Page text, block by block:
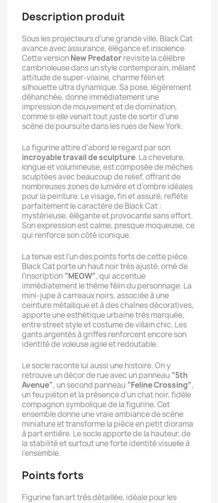
Description produit
Sous les projecteurs d’une grande ville, Black Cat
avance avec assurance, élégance et insolence.
Cette versionNew Predatorrevisite la célèbre
cambrioleuse dans un style contemporain, mêlant
attitude de super-vilaine, charme félin et
silhouette ultra dynamique. Sa pose, légèrement
déhanchée, donne immédiatement une
impression de mouvement et de domination,
comme si elle venait tout juste de sortir d’une
scène de poursuite dans les rues de New York.
La figurine attire d’abord le regard par son
incroyable travail de sculpture. La chevelure,
longue et volumineuse, est composée de mèches
sculptées avec beaucoup de relief, offrant de
nombreuses zones de lumière et d’ombre idéales
pour la peinture. Le visage, fin et assuré, reflète
parfaitement le caractère de Black Cat :
mystérieuse, élégante et provocante sans effort.
Son expression est calme, presque moqueuse, ce
qui renforce son côté iconique.
La tenue est l’un des points forts de cette pièce.
Black Cat porte un haut noir très ajusté, orné de
l’inscription “MEOW”, qui accentue
immédiatement le thème félin du personnage. La
mini-jupe à carreaux noirs, associée à une
ceinture métallique et à des chaînes décoratives,
apporte une esthétique urbaine très marquée,
entre street style et costume de villain chic. Les
gants argentés à griffes renforcent encore son
identité de voleuse agile et redoutable.
Le socle raconte lui aussi une histoire. On y
retrouve un décor de rue avec un panneau “5th
Avenue”, un second panneau “Feline Crossing”,
un feu piéton et la présence d’un chat noir, fidèle
compagnon symbolique de la figurine. Cet
ensemble donne une vraie ambiance de scène
miniature et transforme la pièce en petit diorama
à part entière. Le socle apporte de la hauteur, de
la stabilité et surtout une forte identité visuelle à
l’ensemble.
Points forts
Figurine fan art très détaillée, idéale pour les